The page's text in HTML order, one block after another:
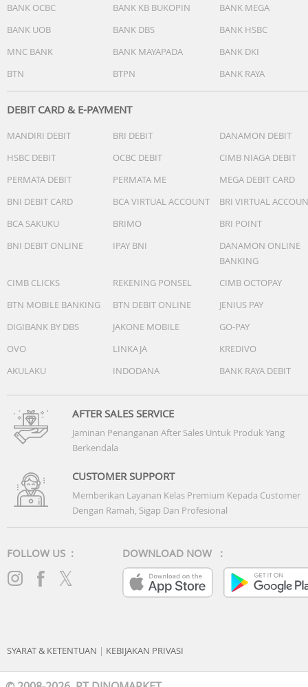
BANK OCBC
BANK KB BUKOPIN
BANK MEGA
BANK UOB
BANK DBS
BANK HSBC
MNC BANK
BANK MAYAPADA
BANK DKI
BTN
BTPN BANK RAYA
DEBIT CARD & E-PAYMENT
MANDIRI DEBIT BRI DEBIT
DANAMON DEBIT
HSBC DEBIT
OCBC DEBIT
CIMB NIAGA DEBIT
PERMATA DEBIT
PERMATA ME
MEGA DEBIT CARD
BNI DEBIT CARD
BCA VIRTUAL ACCOUNT
BRI VIRTUAL
BCA SAKUKU
BRIMO
BRI POINT
BNI DEBIT ONLINE
IPAY BNI
DANAMON ONLINE
BANKING
CIMB CLICKS
REKENING PONSEL
CIMB OCTOPAY
BTN MOBILE BANKING
BTN DEBIT ONLINE
JENIUS PAY
DIGIBANK BY DBS
JAKONE MOBILE
GO-PAY
OVO
LINKAJA
KREDIVO
AKULAKU
INDODANA BANK RAYA DEBIT
AFTER SALES SERVICE
Jaminan Penanganan After Sales Untuk Produk Yang
Berkendala
CUSTOMER SUPPORT
Memberikan Layanan Kelas Premium Kepada Customer
Dengan Ramah, Sigap Dan Profesional
FOLLOW US : DOWNLOAD NOW :
SYARAT & KETENTUAN | KEBIJAKAN PRIVASI